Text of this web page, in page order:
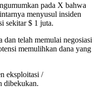
pada X bahwa
menyusul insiden
sekitar $ 1 juta.
telah memulai negosiasi
memulihkan dana yang
eksploitasi /
dibekukan.